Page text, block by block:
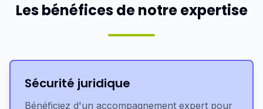
Les bénéfices de notre expertise
Sécurité juridique
Bénéficiez d'un accompagnement expert pour